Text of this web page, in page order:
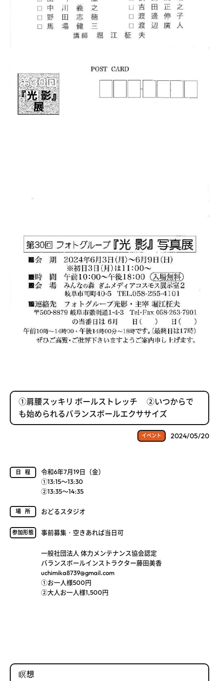
①肩腰スッキリ ボールストレッチ ②いつからで
も始められるバランスボールエクササイズ
イベント 2024/05/20
日程
令和6年7月19日（金）
①13:15～13:30
②13:35～14:35
場所 おどるスタジオ
参加形態 事前募集・空きあれば当日可
一般社団法人 体力メンテナンス協会認定
バランスボールインストラクター藤田美香
uchimika8739@gmail.com
①お一人様500円
②大人お一人様1,500円
瞑想